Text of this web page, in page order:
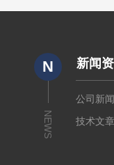
N
NEWS
新闻
公司新
技术文